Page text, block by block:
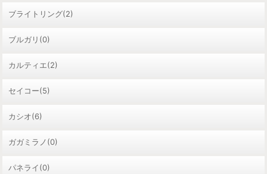
ブライトリング(2)
ブルガリ(0)
カルティエ(2)
セイコー(5)
カシオ(6)
ガガミラノ(0)
パネライ(0)